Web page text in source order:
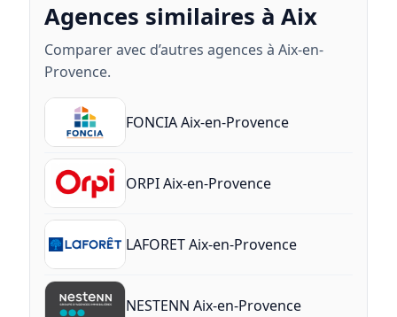
Agences similaires à Aix
Comparer avec d’autres agences à Aix-en-
Provence.
FONCIA Aix-en-Provence
ORPI Aix-en-Provence
LAFORET Aix-en-Provence
NESTENN Aix-en-Provence